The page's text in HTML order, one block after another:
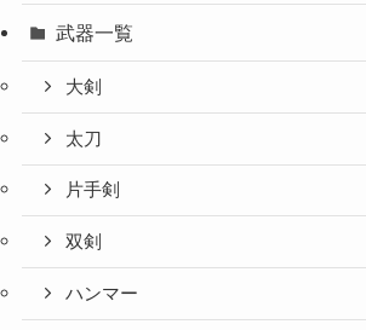
武器一覧
大剣
太刀
片手剣
双剣
ハンマー